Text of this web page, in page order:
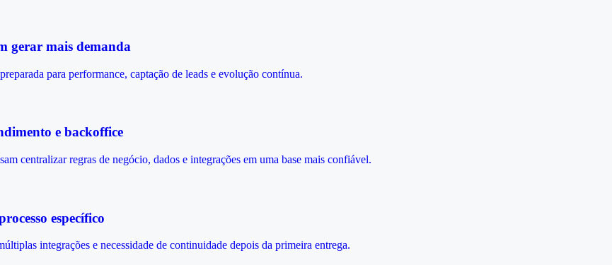
gerar mais demanda
para performance, captação de leads e evolução contínua.
e backoffice
centralizar regras de negócio, dados e integrações em uma base mais confiável.
específico
integrações e necessidade de continuidade depois da primeira entrega.